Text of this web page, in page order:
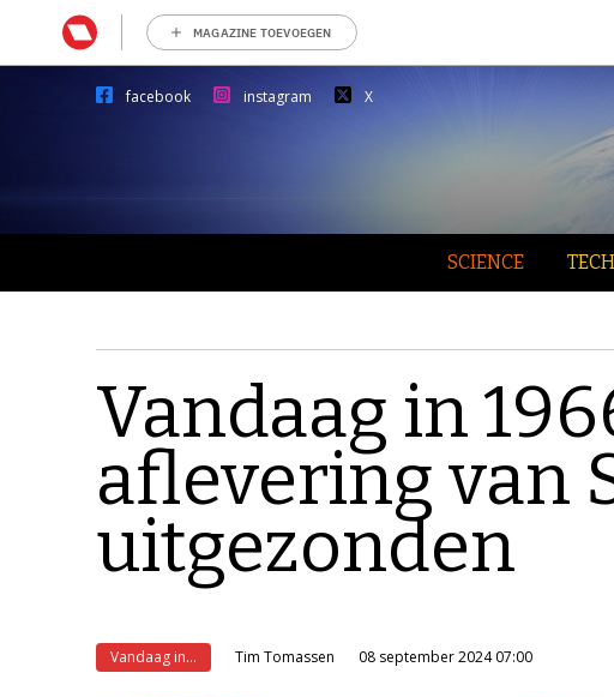
MAGAZINE TOEVOEGEN
facebook instagram X
SCIENCE TECH
Vandaag in
aflevering van
uitgezonden
Vandaag in... Tim Tomassen 08 september 2024 07:00